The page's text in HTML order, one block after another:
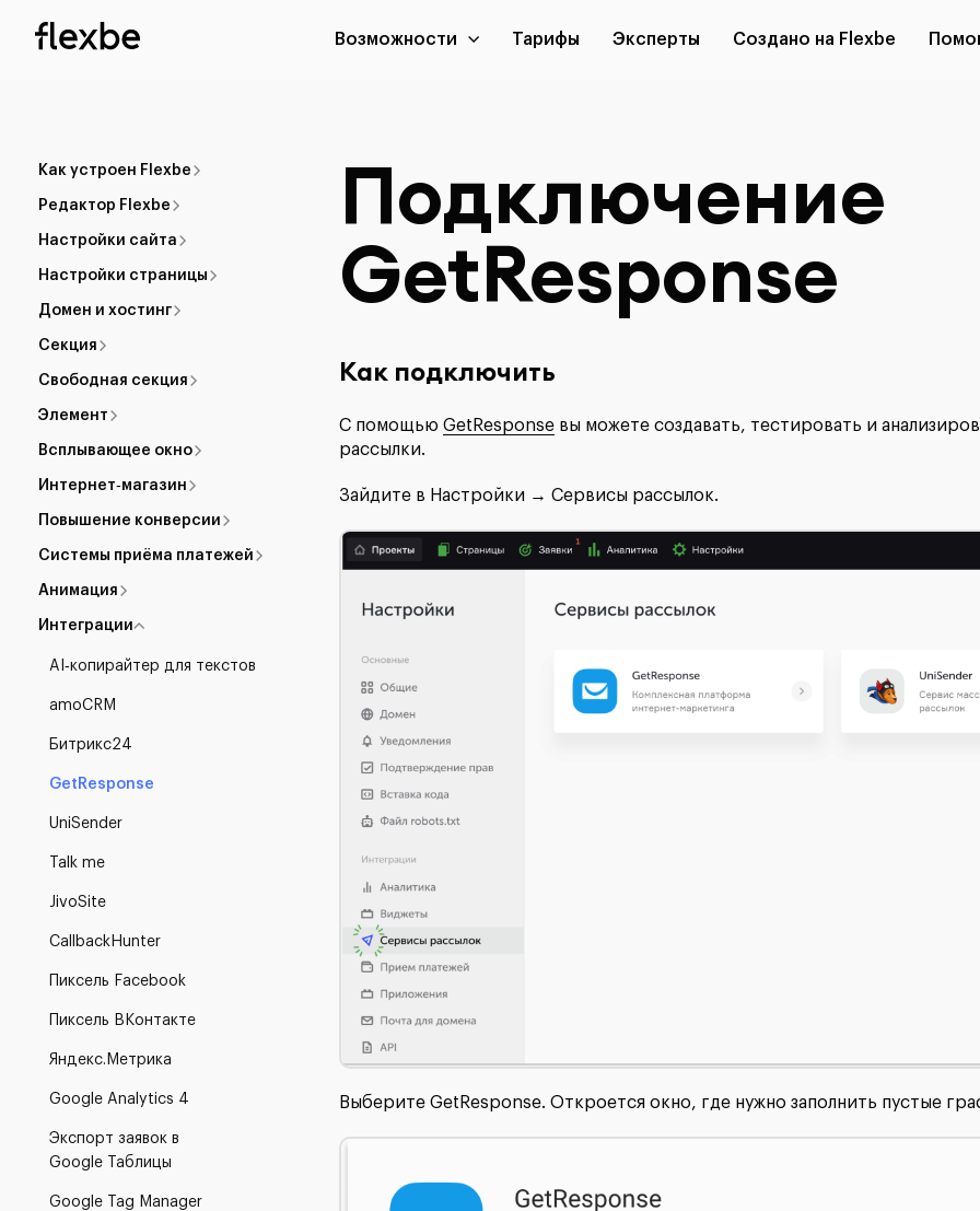
Как устроен Flexbe
Редактор Flexbe
Настройки сайта
Настройки страницы
Домен и хостинг
Секция
Свободная секция
Элемент
Всплывающее окно
Интернет‑магазин
Повышение конверсии
Системы приёма платежей
Анимация
Интеграции
AI‑копирайтер для текстов
amoCRM
Битрикс24
GetResponse
UniSender
Talk me
JivoSite
CallbackHunter
Пиксель Facebook
Пиксель ВКонтакте
Яндекс.Метрика
Google Analytics 4
Экспорт заявок в
Google Таблицы
Google Tag Manager
Возможности Тарифы Эксперты Создано на Flexbe
Подключение
GetResponse
Как подключить
С помощью GetResponse вы можете создавать, тестировать и
рассылки.
Зайдите в Настройки → Сервисы рассылок.
Выберите GetResponse. Откроется окно, где нужно заполнить пустые